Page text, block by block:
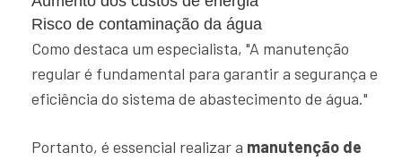
Risco de contaminação da água
Como destaca um especialista, "A manutenção
regular é fundamental para garantir a segurança e
eficiência do sistema de abastecimento de água."
Portanto, é essencial realizar a manutenção de